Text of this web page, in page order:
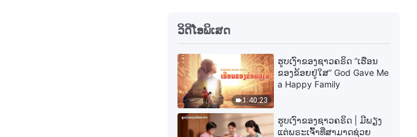
ວິດີໂອພິເສດ
1:40:23
ຮູບເງົາຂອງຊາວຄຣິດ “ເຮືອນ
ຂອງຂ້ອຍຢູ່ໃສ” God Gave Me
a Happy Family
ຮູບເງົາຂອງຊາວຄຣິດ | ມີພຽງ
ແຕ່ພຣະເຈົ້າທີ່ສາມາດຊ່ວຍ